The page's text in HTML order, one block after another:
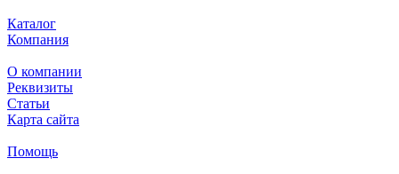
Каталог
Компания
О компании
Реквизиты
Статьи
Карта сайта
Помощь